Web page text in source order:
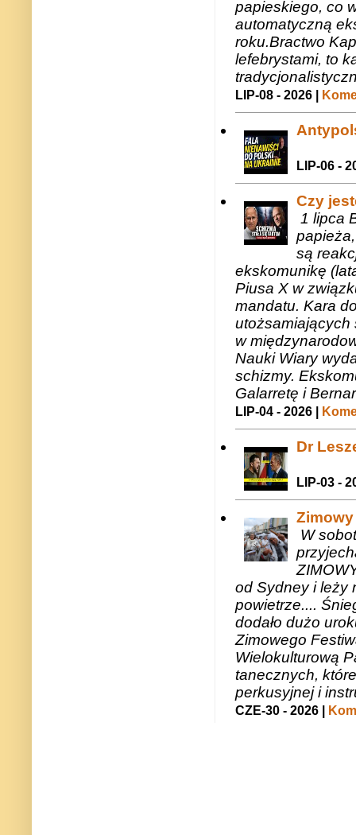
papieskiego, co
automatyczną
roku.Bractwo
lefebrystami, to
LIP-08 - 2026 |
LIP-06 -
Czy
1 lipca
są
ekskomunikę
Piusa X w
mandatu. Kara
utożsamiających
w
Nauki Wiary
schizmy.
Galarretę i
LIP-04 - 2026 |
Dr
LIP-03 -
W
od Sydney i leży
powietrze....
dodało dużo
Zimowego
Wielokulturową
tanecznych,
perkusyjnej i
CZE-30 - 2026 |